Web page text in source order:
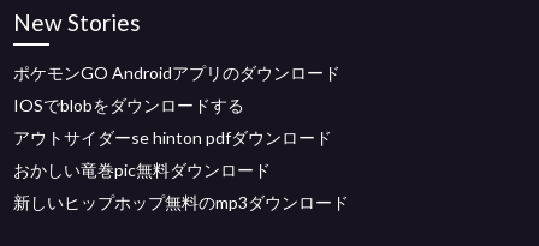
New Stories
ポケモンGO Androidアプリのダウンロード
IOSでblobをダウンロードする
アウトサイダーse hinton pdfダウンロード
おかしい竜巻pic無料ダウンロード
新しいヒップホップ無料のmp3ダウンロード